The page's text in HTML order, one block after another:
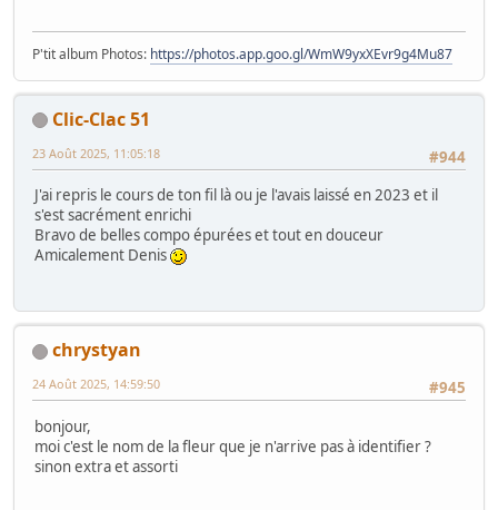
P'tit album Photos: https://photos.app.goo.gl/WmW9yxXEvr9g4Mu87
Clic-Clac 51
#944
23 Août 2025, 11:05:18
J'ai repris le cours de ton fil là ou je l'avais laissé en 2023 et il
s'est sacrément enrichi
Bravo de belles compo épurées et tout en douceur
Amicalement Denis
chrystyan
#945
24 Août 2025, 14:59:50
bonjour,
moi c'est le nom de la fleur que je n'arrive pas à identifier ?
sinon extra et assorti